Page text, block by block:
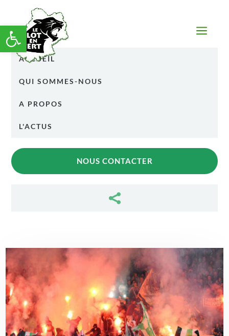
a
ACCUEIL
QUI SOMMES-NOUS
A PROPOS
L'ACTUS
NOUS CONTACTER

Ouvrir la barre d’outils